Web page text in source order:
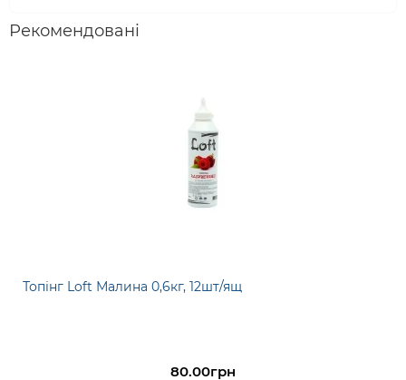
Рекомендовані
Топінг Loft Малина 0,6кг, 12шт/ящ
80.00грн